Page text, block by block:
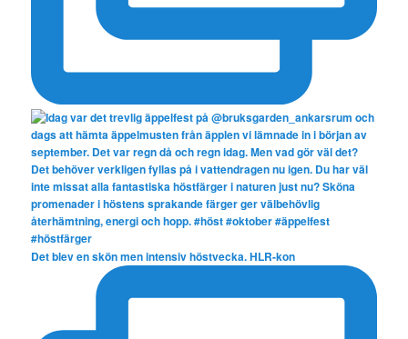
Det blev en skön men intensiv höstvecka. HLR-kon